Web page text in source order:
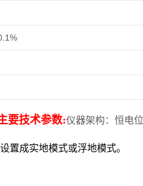
要技术参数:仪器架构：恒电
置成实地模式或浮地模式。